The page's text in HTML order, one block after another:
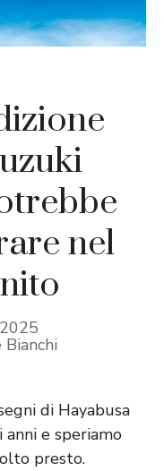
nel
di Hayabusa
e speriamo
presto.